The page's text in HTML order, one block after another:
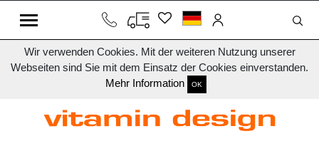
Wir verwenden Cookies. Mit der weiteren Nutzung unserer
Webseiten sind Sie mit dem Einsatz der Cookies einverstanden.
Mehr Information
OK